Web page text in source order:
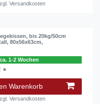
Versandkosten
bis 20kg/50cm
80x56x63cm,
ca. 1-2 Wochen
*
Warenkorb
Versandkosten